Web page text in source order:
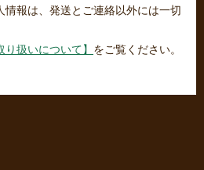
情報は、発送とご連絡以外には一切
り扱いについて】 をご覧ください。